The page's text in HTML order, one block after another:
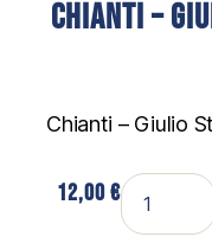
Chianti –
Chianti – Giulio
12,00€